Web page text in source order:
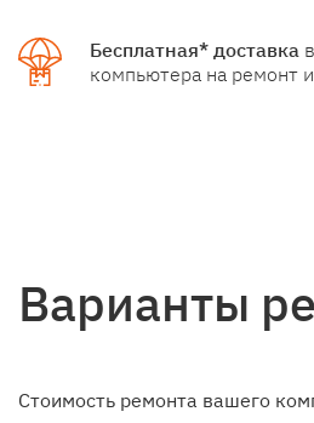
Бесплатная* доставка
компьютера на ремонт
Варианты
Стоимость ремонта вашего